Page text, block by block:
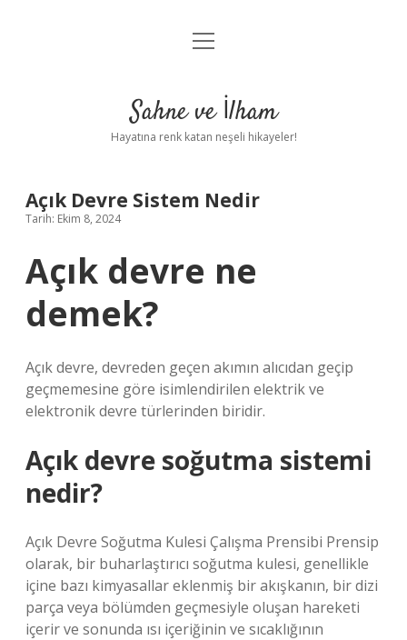
Anasayfa
Yasal Uyarı
menüyü
Sahne ve İlham
Hayatına renk katan neşeli hikayeler!
Açık Devre Sistem Nedir
Tarih: Ekim 8, 2024
Açık devre ne
demek?
Açık devre, devreden geçen akımın alıcıdan geçip
geçmemesine göre isimlendirilen elektrik ve
elektronik devre türlerinden biridir.
Açık devre soğutma sistemi
nedir?
Açık Devre Soğutma Kulesi Çalışma Prensibi Prensip
olarak, bir buharlaştırıcı soğutma kulesi, genellikle
içine bazı kimyasallar eklenmiş bir akışkanın, bir dizi
parça veya bölümden geçmesiyle oluşan hareketi
içerir ve sonunda ısı içeriğinin ve sıcaklığının